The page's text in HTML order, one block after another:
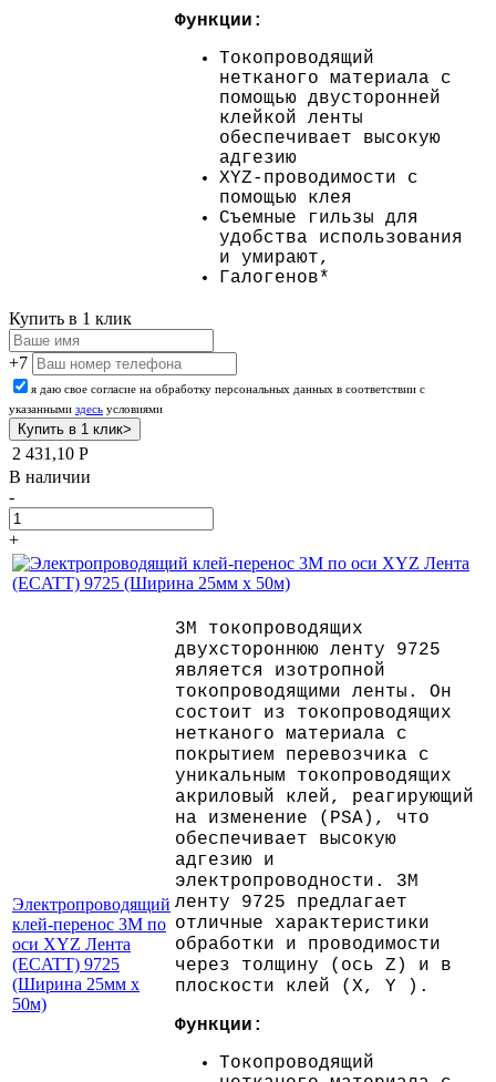
Функции:
Токопроводящий
нетканого материала с
помощью двусторонней
клейкой ленты
обеспечивает высокую
адгезию
XYZ-проводимости с
помощью клея
Съемные гильзы для
удобства использования
и умирают,
Галогенов*
Купить в 1 клик
+7
я даю свое согласие на обработку персональных данных в соответствии с
указанными здесь условиями
2 431,10 Р
В наличии
-
+
Электропроводящий
клей-перенос 3M по
оси XYZ Лента
(ECATT) 9725
(Ширина 25мм х
50м)
3M токопроводящих
двухстороннюю ленту 9725
является изотропной
токопроводящими ленты. Он
состоит из токопроводящих
нетканого материала с
покрытием перевозчика с
уникальным токопроводящих
акриловый клей, реагирующий
на изменение (PSA), что
обеспечивает высокую
адгезию и
электропроводности. 3M
ленту 9725 предлагает
отличные характеристики
обработки и проводимости
через толщину (ось Z) и в
плоскости клей (X, Y ).
Функции:
Токопроводящий